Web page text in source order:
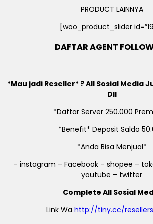
PRODUCT LAINNYA
[woo_product_slider
DAFTAR AGENT
*Mau jadi Reseller* ? All Sosial Media
Dll
*Daftar Server 250.000
*Benefit* Deposit Saldo
*Anda Bisa Menjual*
– instagram – Facebook – shopee –
youtube – twitter
Complete All Sosial
Link Wa http://tiny.cc/